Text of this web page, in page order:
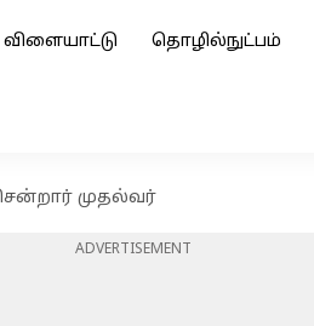
விளையாட்டு தொழில்நுட்பம்
முதல்வர்
ADVERTISEMENT